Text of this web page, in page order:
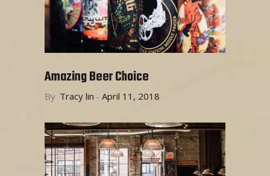
Amazing Beer Choice
By Tracy lin April 11, 2018